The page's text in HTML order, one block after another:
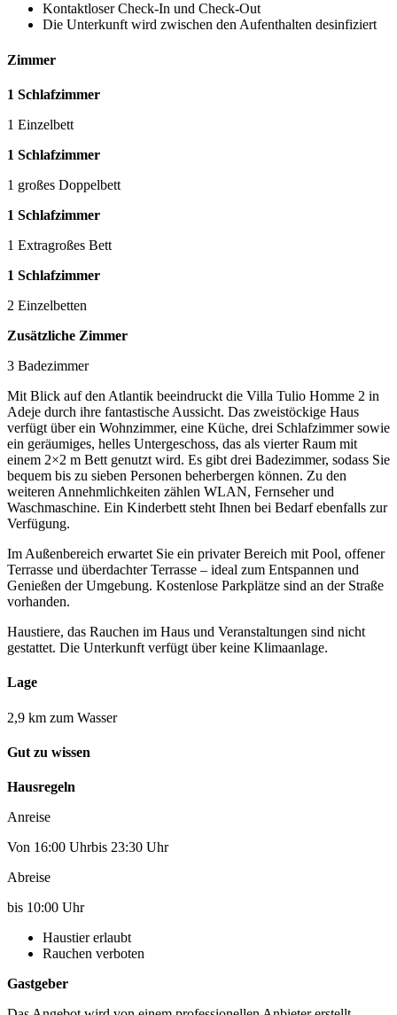
Kontaktloser Check-In und Check-Out
Die Unterkunft wird zwischen den Aufenthalten desinfiziert
Zimmer
1 Schlafzimmer
1 Einzelbett
1 Schlafzimmer
1 großes Doppelbett
1 Schlafzimmer
1 Extragroßes Bett
1 Schlafzimmer
2 Einzelbetten
Zusätzliche Zimmer
3 Badezimmer
Mit Blick auf den Atlantik beeindruckt die Villa Tulio Homme 2 in
Adeje durch ihre fantastische Aussicht. Das zweistöckige Haus
verfügt über ein Wohnzimmer, eine Küche, drei Schlafzimmer sowie
ein geräumiges, helles Untergeschoss, das als vierter Raum mit
einem 2×2 m Bett genutzt wird. Es gibt drei Badezimmer, sodass Sie
bequem bis zu sieben Personen beherbergen können. Zu den
weiteren Annehmlichkeiten zählen WLAN, Fernseher und
Waschmaschine. Ein Kinderbett steht Ihnen bei Bedarf ebenfalls zur
Verfügung.
Im Außenbereich erwartet Sie ein privater Bereich mit Pool, offener
Terrasse und überdachter Terrasse – ideal zum Entspannen und
Genießen der Umgebung. Kostenlose Parkplätze sind an der Straße
vorhanden.
Haustiere, das Rauchen im Haus und Veranstaltungen sind nicht
gestattet. Die Unterkunft verfügt über keine Klimaanlage.
Lage
2,9 km zum Wasser
Gut zu wissen
Hausregeln
Anreise
Von 16:00 Uhrbis 23:30 Uhr
Abreise
bis 10:00 Uhr
Haustier erlaubt
Rauchen verboten
Gastgeber